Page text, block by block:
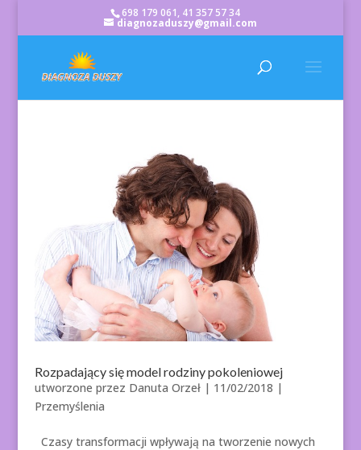
698 179 061, 41 357 57 34
diagnozaduszy@gmail.com
Rozpadający się model rodziny pokoleniowej
utworzone przez Danuta Orzeł| 11/02/2018 |
Przemyślenia
Czasy transformacji wpływają na tworzenie nowych